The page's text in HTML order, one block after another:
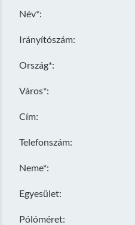
Név*:
Irányítószám:
Ország*:
Város*:
Cím:
Telefonszám:
Neme*:
Egyesület:
Pólóméret: